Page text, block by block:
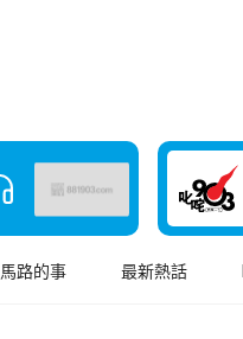
馬路的事 最新熱話